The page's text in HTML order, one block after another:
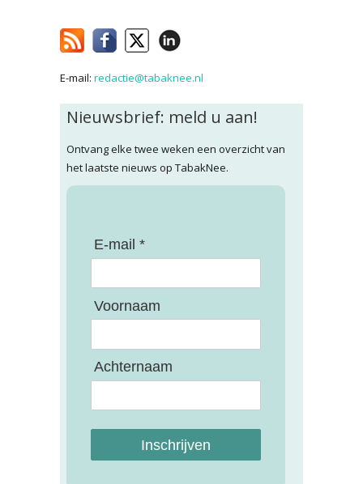
E-mail: redactie@tabaknee.nl
Nieuwsbrief: meld u aan!
Ontvang elke twee weken een overzicht van
het laatste nieuws op TabakNee.
E-mail *
Voornaam
Achternaam
Inschrijven